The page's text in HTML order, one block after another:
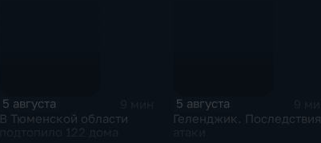
5 августа
В Тюменской области
5 августа
Геленджик. Последствия